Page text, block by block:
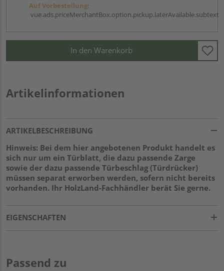
Auf Vorbestellung:
vue.ads.priceMerchantBox.option.pickup.laterAvailable.subtext
In den Warenkorb
Artikelinformationen
ARTIKELBESCHREIBUNG
Hinweis: Bei dem hier angebotenen Produkt handelt es
sich nur um ein Türblatt, die dazu passende Zarge
sowie der dazu passende Türbeschlag (Türdrücker)
müssen separat erworben werden, sofern nicht bereits
vorhanden. Ihr HolzLand-Fachhändler berät Sie gerne.
EIGENSCHAFTEN
Passend zu